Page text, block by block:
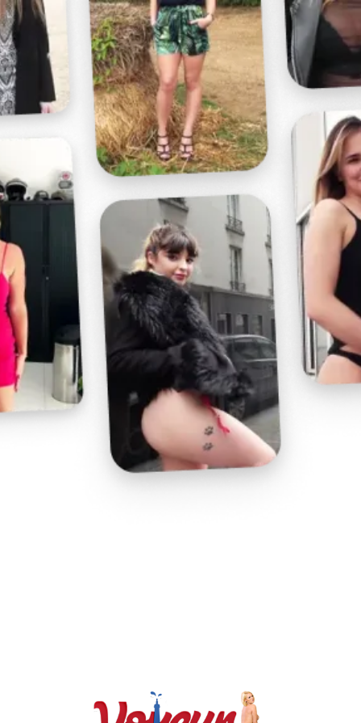
Profitez d'un essai 24h pour seulement 2€ !
Découvrir !
Basculer
navigation
VIDÉO À PROPOS
AVEC MON JOUET PRÉFÉRÉ !
00:43 - 1 688 vues
Video